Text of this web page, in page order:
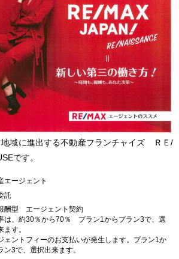
域に進出する不動産フランチャイズ ＲＥ/
です。
エージェント
託
酬型 エージェント契約
は、約30％から70％ プラン1からプラン3で、選
ます。
ェントフィーのお支払いが発生します。プラン1か
ン3で、選択出来ます。